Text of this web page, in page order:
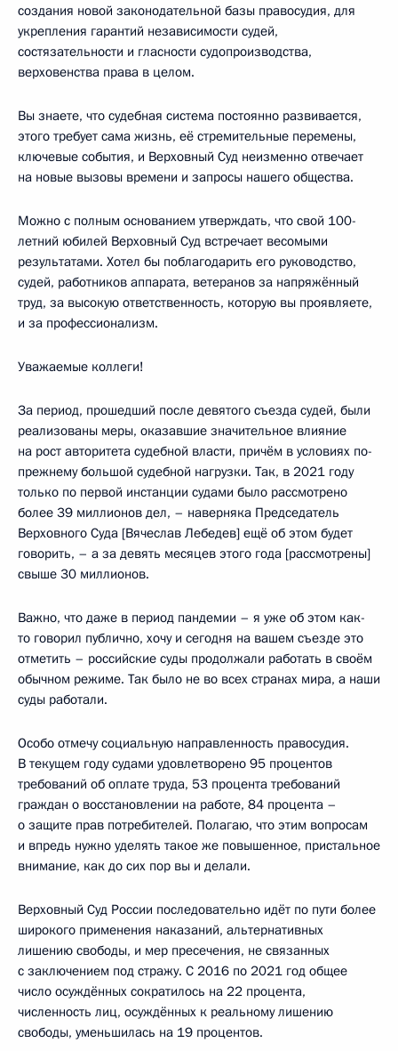
создания новой законодательной базы правосудия, для
укрепления гарантий независимости судей,
состязательности и гласности судопроизводства,
верховенства права в целом.
Вы знаете, что судебная система постоянно развивается,
этого требует сама жизнь, её стремительные перемены,
ключевые события, и Верховный Суд неизменно отвечает
на новые вызовы времени и запросы нашего общества.
Можно с полным основанием утверждать, что свой 100-
летний юбилей Верховный Суд встречает весомыми
результатами. Хотел бы поблагодарить его руководство,
судей, работников аппарата, ветеранов за напряжённый
труд, за высокую ответственность, которую вы проявляете,
и за профессионализм.
Уважаемые коллеги!
За период, прошедший после девятого съезда судей, были
реализованы меры, оказавшие значительное влияние
на рост авторитета судебной власти, причём в условиях по-
прежнему большой судебной нагрузки. Так, в 2021 году
только по первой инстанции судами было рассмотрено
более 39 миллионов дел, – наверняка Председатель
Верховного Суда [Вячеслав Лебедев] ещё об этом будет
говорить, – а за девять месяцев этого года [рассмотрены]
свыше 30 миллионов.
Важно, что даже в период пандемии – я уже об этом как-
то говорил публично, хочу и сегодня на вашем съезде это
отметить – российские суды продолжали работать в своём
обычном режиме. Так было не во всех странах мира, а наши
суды работали.
Особо отмечу социальную направленность правосудия.
В текущем году судами удовлетворено 95 процентов
требований об оплате труда, 53 процента требований
граждан о восстановлении на работе, 84 процента –
о защите прав потребителей. Полагаю, что этим вопросам
и впредь нужно уделять такое же повышенное, пристальное
внимание, как до сих пор вы и делали.
Верховный Суд России последовательно идёт по пути более
широкого применения наказаний, альтернативных
лишению свободы, и мер пресечения, не связанных
с заключением под стражу. С 2016 по 2021 год общее
число осуждённых сократилось на 22 процента,
численность лиц, осуждённых к реальному лишению
свободы, уменьшилась на 19 процентов.